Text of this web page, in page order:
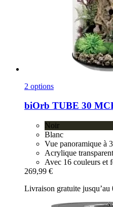
2 options
biOrb TUBE 30
Noir
Blanc
Vue panoramique à
Acrylique
Avec 16 couleurs et
269,99 €
Livraison gratuite jusqu’au